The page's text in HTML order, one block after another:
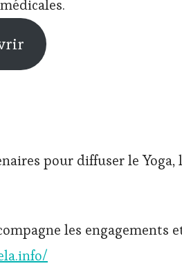
pour diffuser le
les engagements